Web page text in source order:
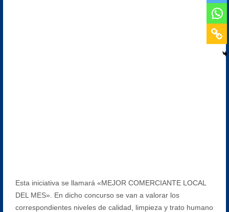
Esta iniciativa se llamará «MEJOR COMERCIANTE LOCAL
DEL MES». En dicho concurso se van a valorar los
correspondientes niveles de calidad, limpieza y trato humano